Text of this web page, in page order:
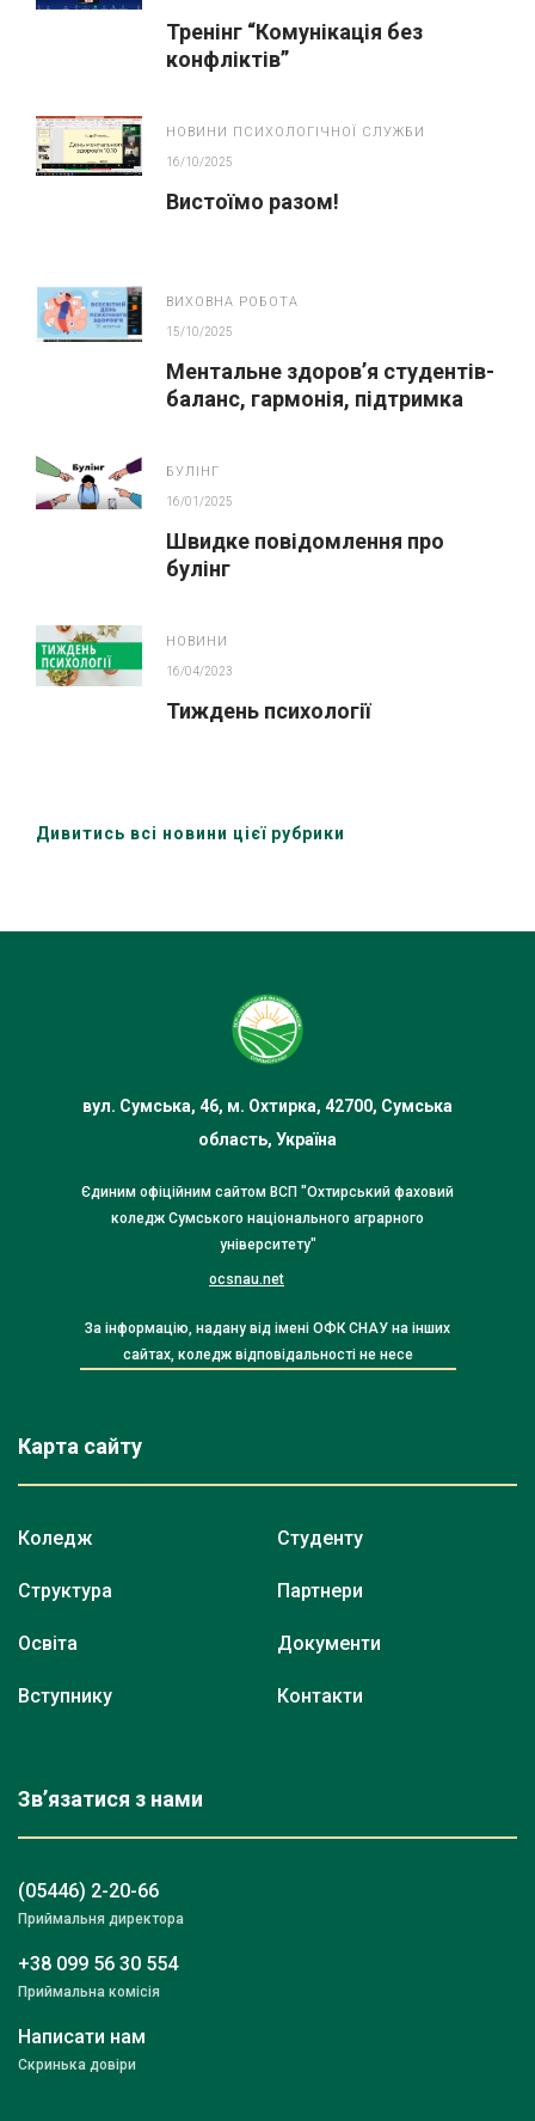
Тренінг “Комунікація без
конфліктів”
НОВИНИ ПСИХОЛОГІЧНОЇ СЛУЖБИ
16/10/2025
Вистоїмо разом!
ВИХОВНА РОБОТА
15/10/2025
Ментальне здоров’я студентів-
баланс, гармонія, підтримка
БУЛІНГ
16/01/2025
Швидке повідомлення про
булінг
НОВИНИ
16/04/2023
Тиждень психології
Дивитись всі новини цієї рубрики
вул. Сумська, 46, м. Охтирка, 42700, Сумська
область, Україна
Єдиним офіційним сайтом ВСП "Охтирський фаховий
коледж Сумського національного аграрного
університету"
ocsnau.net
За інформацію, надану від імені ОФК СНАУ на інших
сайтах, коледж відповідальності не несе
Карта сайту
Коледж
Структура
Освіта
Вступнику
Студенту
Партнери
Документи
Контакти
Зв’язатися з нами
(05446) 2-20-66
Приймальня директора
+38 099 56 30 554
Приймальна комісія
Написати нам
Скринька довіри